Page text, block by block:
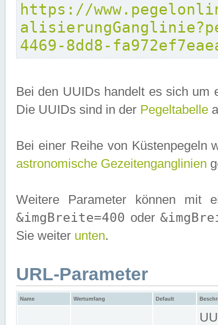
https://
4469-8dd8-
Bei den UUIDs handelt es sich um
Die UUIDs sind in der Pegeltabelle
Bei einer Reihe von Küstenpegeln
astronomische Gezeitenganglinien
Weitere Parameter können mit
&imgBreite=400 oder
Sie weiter unten.
URL-Parameter
Name Wertumfang Default